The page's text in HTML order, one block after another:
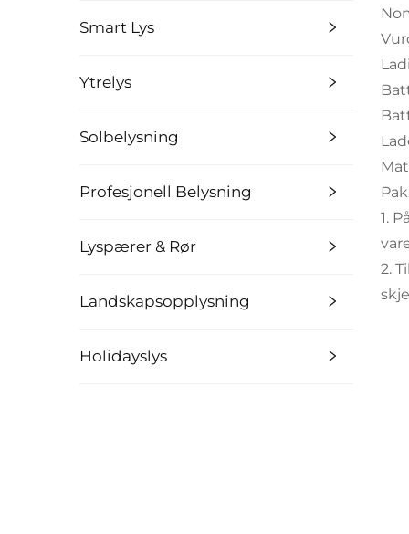
Smart Lys
Ytrelys
Solbelysning
Profesjonell Belysning
Lyspærer & Rør
Landskapsopplysning
Holidayslys
1.
2.